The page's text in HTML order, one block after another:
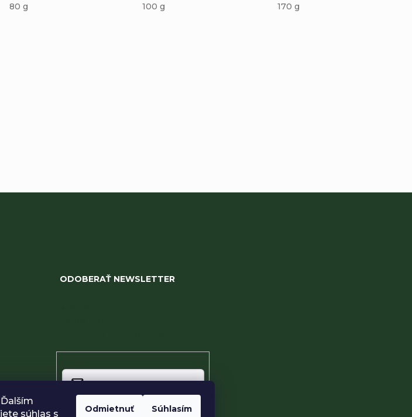
súhlas s
Odmietnuť Súhlasím
80 g 100 g 170 g
ODOBERAŤ NEWSLETTER
Vložením e-mailu súhlasíte s